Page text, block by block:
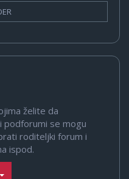
želite da
podforumi se mogu
roditeljki forum i
ispod.